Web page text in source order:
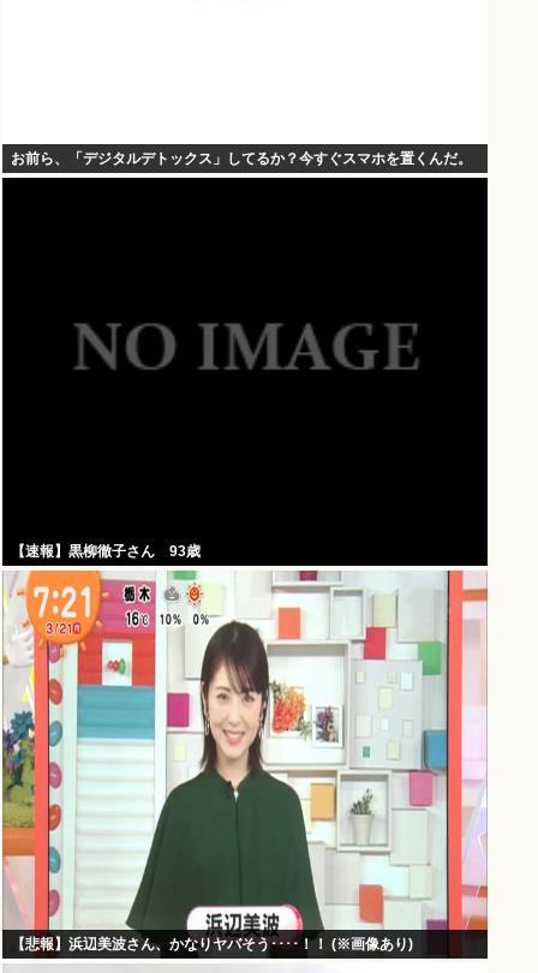
お前ら、「デジタルデトックス」してるか？今すぐスマホを置くんだ。
【速報】黒柳徹子さん 93歳
【悲報】浜辺美波さん、かなりヤバそう････！！ (※画像あり)